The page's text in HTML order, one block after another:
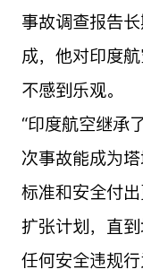
事故调查报告
成，他对印度
不感到乐观。
“印度航空继承
次事故能成为
标准和安全付
扩张计划，直
任何安全违规